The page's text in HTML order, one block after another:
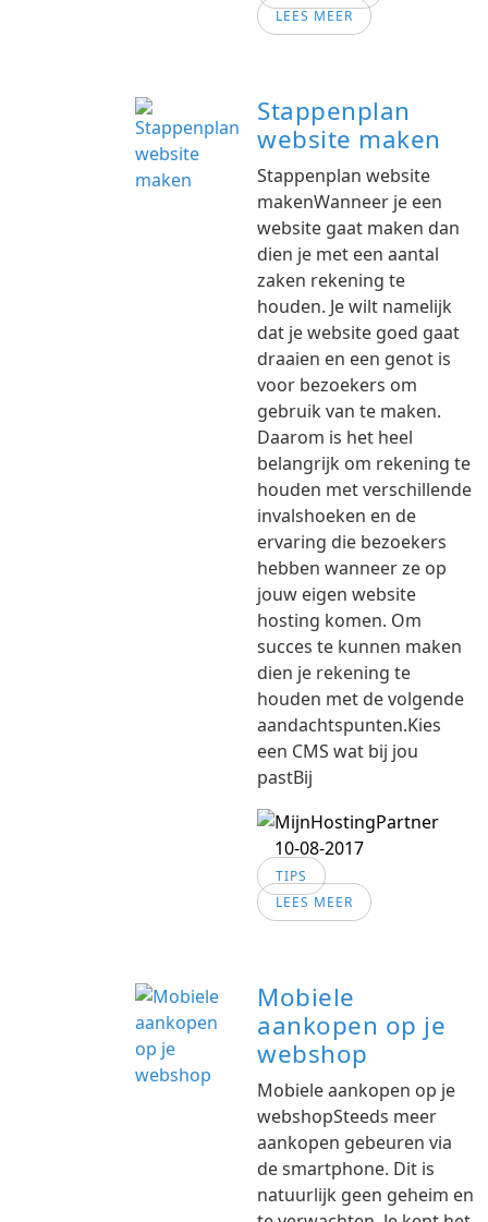
LEES MEER
Stappenplan
website maken
Stappenplan website
makenWanneer je een
website gaat maken dan
dien je met een aantal
zaken rekening te
houden. Je wilt namelijk
dat je website goed gaat
draaien en een genot is
voor bezoekers om
gebruik van te maken.
Daarom is het heel
belangrijk om rekening te
houden met verschillende
invalshoeken en de
ervaring die bezoekers
hebben wanneer ze op
jouw eigen website
hosting komen. Om
succes te kunnen maken
dien je rekening te
houden met de volgende
aandachtspunten.Kies
een CMS wat bij jou
pastBij
10-08-2017
TIPS
LEES MEER
Mobiele
aankopen op je
webshop
Mobiele aankopen op je
webshopSteeds meer
aankopen gebeuren via
de smartphone. Dit is
natuurlijk geen geheim en